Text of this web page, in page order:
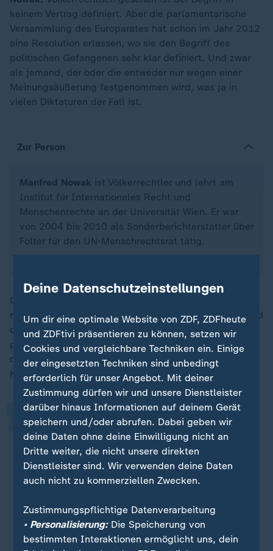
keinem Vertrag definiert. Aber die parlamentarische
Versammlung des Europarates hat schon im Jahr 2012
eine Resolution erlassen, wo sie den Begriff des
politischen Gefangenen sehr klar definiert. Und zwar
als jemand, der oder die entweder nur wegen einer
Meinungsäußerung festgenommen wird, was ja in
vielen Diktaturen der Fall ist.
Zur Person
Manfred Nowak ist Völkerrechtler und lehrt am
Institut für Internationales Recht und
Menschenrechte an der Universität Wien. Er war
von 2004 bis 2010 als Sonderberichterstatter über
Folter für den UN-Menschrechtsrat tätig.
Oder der eine viel zu lange Haftstrafe bekommt für ein
relativ kleines Delikt aus rein politischen Gründen. Und
das ist in diesem Fall sehr klar: Assange ist aus rein
politischen Motiven in London sehr, sehr lange in
diesem Gefängnis festgesetzt worden. Das erfüllt die
Kriterien des Europarates.
Normalerweise sollte eine
funktionierende rechtsstaatliche
Demokratie keine politischen
Gefangenen haben. Aber der Fall
Ausnahme, er zeigt die Grenzen des
Rechtsstaates auch bei uns auf.
„
Manfred Nowak, Jurist und Menschenrechtsanwalt
Deine Datenschutzeinstellungen
Um dir eine optimale Website von ZDF, ZDFheute
und ZDFtivi präsentieren zu können, setzen wir
Cookies und vergleichbare Techniken ein. Einige
der eingesetzten Techniken sind unbedingt
erforderlich für unser Angebot. Mit deiner
Zustimmung dürfen wir und unsere Dienstleister
darüber hinaus Informationen auf deinem Gerät
speichern und/oder abrufen. Dabei geben wir
deine Daten ohne deine Einwilligung nicht an
Dritte weiter, die nicht unsere direkten
Dienstleister sind. Wir verwenden deine Daten
auch nicht zu kommerziellen Zwecken.
Zustimmungspflichtige Datenverarbeitung
• Personalisierung:Die Speicherung von
bestimmten Interaktionen ermöglicht uns, dein